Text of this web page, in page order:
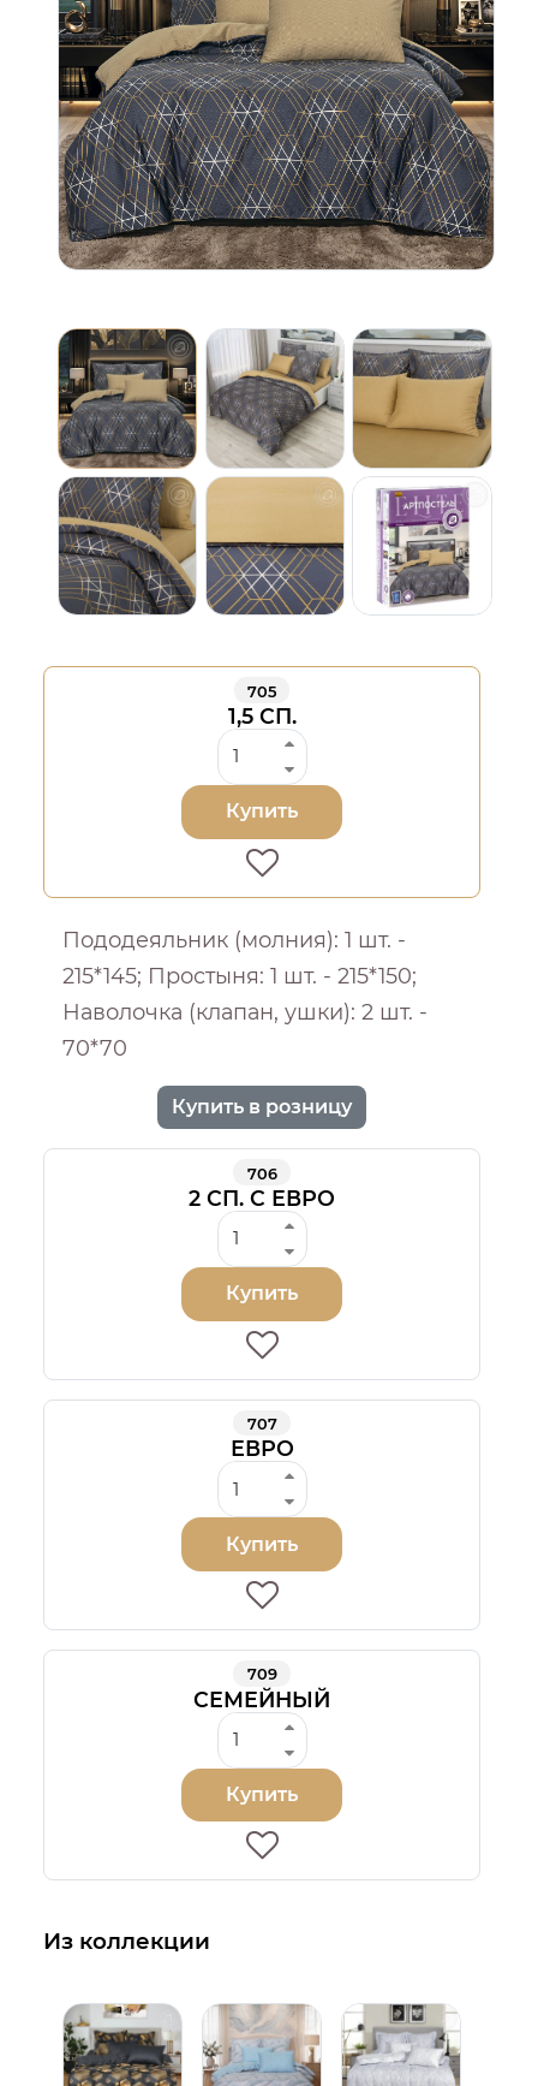
705
1,5 СП.
Купить
Пододеяльник (молния): 1 шт. -
215*145; Простыня: 1 шт. - 215*150;
Наволочка (клапан, ушки): 2 шт. -
70*70
Купить в розницу
706
2 СП. С ЕВРО
Купить
707
ЕВРО
Купить
709
СЕМЕЙНЫЙ
Купить
Из коллекции